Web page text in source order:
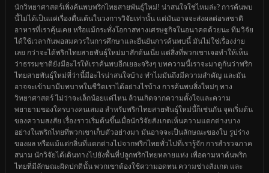
นักวิทยาศาสตร์เพิ่งค้นพบพริกไทยสายพันธุ์ใหม่! น่าสนใจใช่ไหมล่ะ? การค้นพบ
นี้ไม่ได้เป็นแค่เรื่องตื่นเต้นในวงการวิจัยเท่านั้น แต่มันอาจจะส่งผลต่อรสชาติ
อาหารที่เราคุ้นเคย หรือแม้กระทั่งโอกาสทางเศรษฐกิจในอนาคตด้วยนะ ทีมวิจัย
ได้ใช้เวลากันพอสมควรในการศึกษาและยืนยันการค้นพบนี้ มันไม่ใช่เรื่องง่าย
เลย กว่าจะได้พริกไทยสายพันธุ์ใหม่มาสักต้นเนี่ย แต่สิ่งที่พวกเขาเจอทำให้เห็น
ว่าธรรมชาติยังมีอะไรให้เราค้นพบอีกเยอะจริงๆ บทความนี้เราจะมาดูกันว่าพริก
ไทยสายพันธุ์ใหม่ที่ว่านี้มีอะไรน่าสนใจบ้าง ทำไมมันถึงมีความสำคัญ และมัน
อาจจะเข้ามามีบทบาทในชีวิตเราได้อย่างไรบ้าง การค้นพบสิ่งใหม่ๆ ทาง
วิทยาศาสตร์ ไม่ว่าจะเล็กน้อยแค่ไหน ล้วนเกิดจากความตั้งใจและความ
พยายามของใครบางคนเสมอ สำหรับพริกไทยสายพันธุ์ใหม่นี้ก็เช่นกัน จุดเริ่มต้น
ของความสงสัย เรื่องราวเริ่มต้นขึ้นเมื่อนักวิจัยสังเกตเห็นความแตกต่างบาง
อย่างในพริกไทยที่พวกเขาเก็บตัวอย่างมา มันอาจจะเป็นลักษณะของใบ รูปร่าง
ของผล หรือแม้แต่กลิ่นที่แตกต่างไปจากพริกไทยทั่วไปที่เรารู้จัก การสำรวจภาค
สนาม นักวิจัยได้เดินทางไปยังพื้นที่ปลูกพริกไทยหลายแห่ง เพื่อตามหาต้นพริก
ไทยที่มีลักษณะผิดปกตินั้น พวกเขาต้องใช้ความอดทน ความช่างสังเกต และ